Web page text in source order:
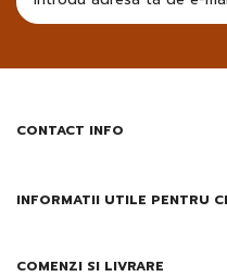
CONTACT INFO
INFORMATII UTILE PENTRU
COMENZI SI LIVRARE